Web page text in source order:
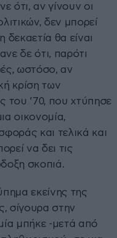
ότι, αν γίνουν οι
δεν μπορεί
θα είναι
δε ότι, παρότι
ωστόσο, αν
κρίση των
του ’70, που χτύπησε
οικονομία,
και τελικά και
να δει τις
σκοπιά.
εκείνης της
σίγουρα στην
μπήκε -μετά από